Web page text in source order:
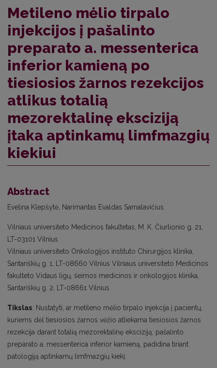
Metileno mėlio tirpalo
injekcijos į pašalinto
preparato a. messenterica
inferior kamieną po
tiesiosios žarnos rezekcijos
atlikus totalią
mezorektalinę eksciziją
įtaka aptinkamų limfmazgių
kiekiui
Abstract
Evelina Klepšytė, Narimantas Evaldas Samalavičius
Vilniaus universiteto Medicinos fakultetas, M. K. Čiurlionio g. 21,
LT-03101 Vilnius
Vilniaus universiteto Onkologijos instituto Chirurgijos klinika,
Santariškių g. 1, LT-08660 Vilnius Vilniaus universiteto Medicinos
fakulteto Vidaus ligų, šeimos medicinos ir onkologijos klinika,
Santariškių g. 2, LT-08661 Vilnius
Tikslas: Nustatyti, ar metileno mėlio tirpalo injekcija į pacientų,
kuriems dėl tiesiosios žarnos vėžio atliekama tiesiosios žarnos
rezekcija darant totalią mezorektalinę eksciziją, pašalinto
preparato a. messenterica inferior kamieną, padidina tiriant
patologiją aptinkamų limfmazgių kiekį.